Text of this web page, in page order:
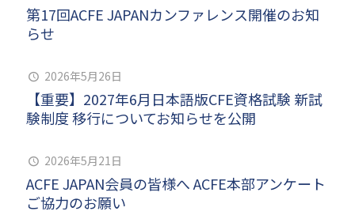
第17回ACFE JAPANカンファレンス開催のお知
らせ
2026年5月26日
【重要】2027年6月日本語版CFE資格試験 新試
験制度 移行についてお知らせを公開
2026年5月21日
ACFE JAPAN会員の皆様へ ACFE本部アンケート
ご協力のお願い